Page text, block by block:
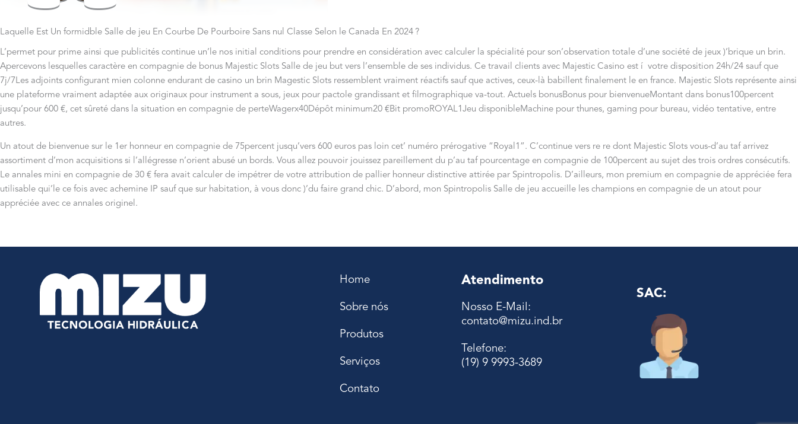
Laquelle Est Un formidble Salle de jeu En Courbe De Pourboire Sans nul Classe Selon le Canada En 2024 ?
L’permet pour prime ainsi que publicités continue un’le nos initial conditions pour prendre en considération avec calculer la spécialité pour son’observation totale d’une société de jeux )’brique un brin.
Apercevons lesquelles caractère en compagnie de bonus Majestic Slots Salle de jeu but vers l’ensemble de ses individus. Ce travail clients avec Majestic Casino est í votre disposition 24h/24 sauf que
7j/7Les adjoints configurant mien colonne endurant de casino un brin Magestic Slots ressemblent vraiment réactifs sauf que actives, ceux-là babillent finalement le en france. Majestic Slots représente ainsi
une plateforme vraiment adaptée aux originaux pour instrument a sous, jeux pour pactole grandissant et filmographique va-tout. Actuels bonusBonus pour bienvenueMontant dans bonus100percent
jusqu’pour 600 €, cet sûreté dans la situation en compagnie de perteWagerx40Dépôt minimum20 €Bit promoROYAL1Jeu disponibleMachine pour thunes, gaming pour bureau, vidéo tentative, entre
autres.
Un atout de bienvenue sur le 1er honneur en compagnie de 75percent jusqu’vers 600 euros pas loin cet’ numéro prérogative “Royal1”. C’continue vers re re dont Majestic Slots vous-d’au taf arrivez
assortiment d’mon acquisitions si l’allégresse n’orient abusé un bords. Vous allez pouvoir jouissez pareillement du p’au taf pourcentage en compagnie de 100percent au sujet des trois ordres consécutifs.
Le annales mini en compagnie de 30 € fera avait calculer de impétrer de votre attribution de pallier honneur distinctive attirée par Spintropolis. D’ailleurs, mon premium en compagnie de appréciée fera
utilisable qui’le ce fois avec achemine IP sauf que sur habitation, à vous donc )’du faire grand chic. D’abord, mon Spintropolis Salle de jeu accueille les champions en compagnie de un atout pour
appréciée avec ce annales originel.
Home
Sobre nós
Produtos
Serviços
Contato
Atendimento
Nosso E-Mail:
contato@mizu.ind.br
Telefone:
(19) 9 9993-3689
SAC: